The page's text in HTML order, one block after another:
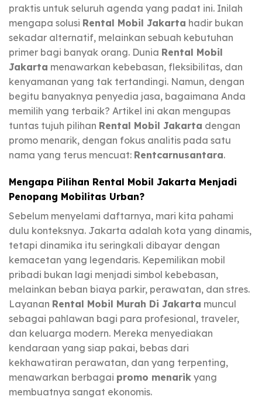
praktis untuk seluruh agenda yang padat ini. Inilah
mengapa solusi Rental Mobil Jakarta hadir bukan
sekadar alternatif, melainkan sebuah kebutuhan
primer bagi banyak orang. Dunia Rental Mobil
Jakarta menawarkan kebebasan, fleksibilitas, dan
kenyamanan yang tak tertandingi. Namun, dengan
begitu banyaknya penyedia jasa, bagaimana Anda
memilih yang terbaik? Artikel ini akan mengupas
tuntas tujuh pilihan Rental Mobil Jakarta dengan
promo menarik, dengan fokus analitis pada satu
nama yang terus mencuat: Rentcarnusantara.
Mengapa Pilihan Rental Mobil Jakarta Menjadi
Penopang Mobilitas Urban?
Sebelum menyelami daftarnya, mari kita pahami
dulu konteksnya. Jakarta adalah kota yang dinamis,
tetapi dinamika itu seringkali dibayar dengan
kemacetan yang legendaris. Kepemilikan mobil
pribadi bukan lagi menjadi simbol kebebasan,
melainkan beban biaya parkir, perawatan, dan stres.
Layanan Rental Mobil Murah Di Jakarta muncul
sebagai pahlawan bagi para profesional, traveler,
dan keluarga modern. Mereka menyediakan
kendaraan yang siap pakai, bebas dari
kekhawatiran perawatan, dan yang terpenting,
menawarkan berbagai promo menarik yang
membuatnya sangat ekonomis.